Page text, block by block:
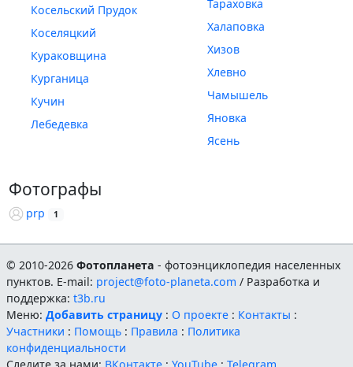
Косельский Прудок
Коселяцкий
Кураковщина
Курганица
Кучин
Лебедевка
Тараховка
Халаповка
Хизов
Хлевно
Чамышель
Яновка
Ясень
Фотографы
prp 1
© 2010-2026Фотопланета - фотоэнциклопедия населенных
пунктов. E-mail: project@foto-planeta.com / Разработка и
поддержка:t3b.ru
Меню:Добавить страницу : О проекте : Контакты :
Участники : Помощь : Правила : Политика
конфиденциальности
Следите за нами: ВКонтакте :YouTube :Telegram